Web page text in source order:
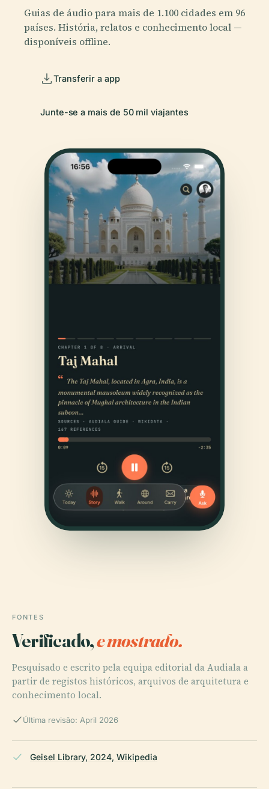
Guias de áudio para mais de 1.100 cidades em 96
países. História, relatos e conhecimento local —
disponíveis offline.
Transferir a app
Junte-se a mais de 50 mil viajantes
FONTES
Verificado,e mostrado.
Pesquisado e escrito pela equipa editorial da Audiala a
partir de registos históricos, arquivos de arquitetura e
conhecimento local.
Última revisão: April 2026
Geisel Library, 2024, Wikipedia